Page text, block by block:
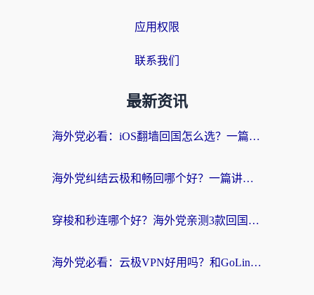
应用权限
联系我们
最新资讯
海外党必看：iOS翻墙回国怎么选？一篇搞定无缝访问国内资源
海外党纠结云极和畅回哪个好？一篇讲透回国加速器怎么选（附避坑指南）
穿梭和秒连哪个好？海外党亲测3款回国加速器，教你在国外正常浏览国内网站
海外党必看：云极VPN好用吗？和GoLinkVPN对比哪个回国效果更好？附真实体验指南